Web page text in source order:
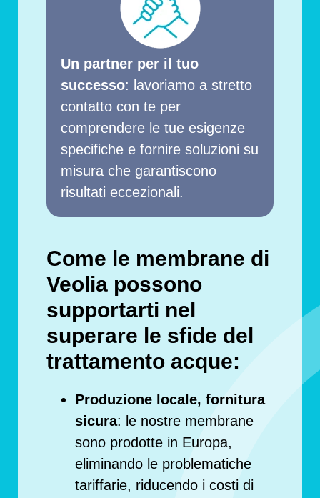
Un partner per il tuo
successo: lavoriamo a stretto
contatto con te per
comprendere le tue esigenze
specifiche e fornire soluzioni su
misura che garantiscono
risultati eccezionali.
Come le membrane di
Veolia possono
supportarti nel
superare le sfide del
trattamento acque:
Produzione locale, fornitura
sicura: le nostre membrane
sono prodotte in Europa,
eliminando le problematiche
tariffarie, riducendo i costi di